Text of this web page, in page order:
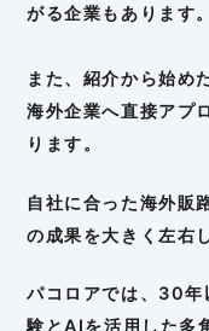
がる企業もあります。
また、紹介から始め
海外企業へ直接アプ
ります。
自社に合った海外販
の成果を大きく左右
パコロアでは、30年
験とAIを活用した多